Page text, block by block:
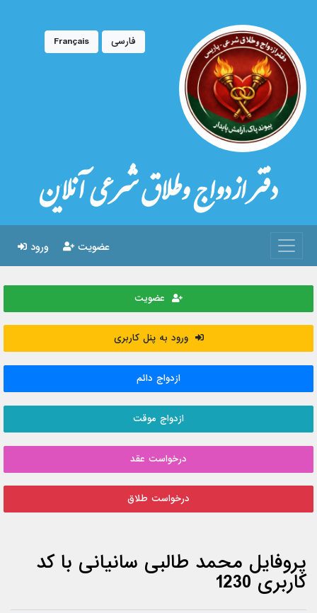
فارسی Français
دفتر ازدواج وطلاق شرعی آنلاین
ورود عضویت
عضویت
ورود به پنل کاربری
ازدواج دائم
ازدواج موقت
درخواست عقد
درخواست طلاق
پروفایل محمد طالبی سانیانی با کد
کاربری 1230